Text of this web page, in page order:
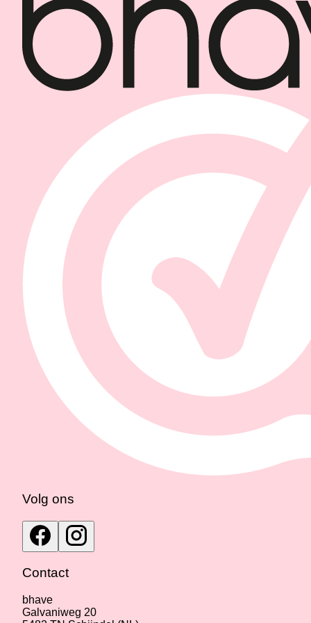
Volg ons
Contact
bhave
Galvaniweg 20